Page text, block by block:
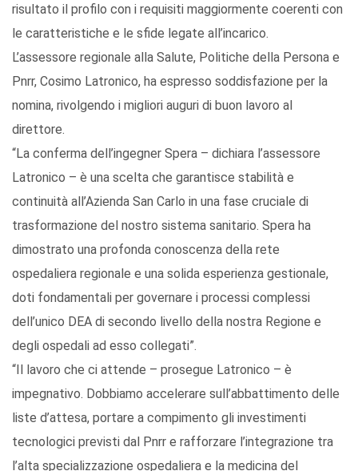
risultato il profilo con i requisiti maggiormente coerenti con
le caratteristiche e le sfide legate all’incarico.
L’assessore regionale alla Salute, Politiche della Persona e
Pnrr, Cosimo Latronico, ha espresso soddisfazione per la
nomina, rivolgendo i migliori auguri di buon lavoro al
direttore.
“La conferma dell’ingegner Spera – dichiara l’assessore
Latronico – è una scelta che garantisce stabilità e
continuità all’Azienda San Carlo in una fase cruciale di
trasformazione del nostro sistema sanitario. Spera ha
dimostrato una profonda conoscenza della rete
ospedaliera regionale e una solida esperienza gestionale,
doti fondamentali per governare i processi complessi
dell’unico DEA di secondo livello della nostra Regione e
degli ospedali ad esso collegati”.
“Il lavoro che ci attende – prosegue Latronico – è
impegnativo. Dobbiamo accelerare sull’abbattimento delle
liste d’attesa, portare a compimento gli investimenti
tecnologici previsti dal Pnrr e rafforzare l’integrazione tra
l’alta specializzazione ospedaliera e la medicina del